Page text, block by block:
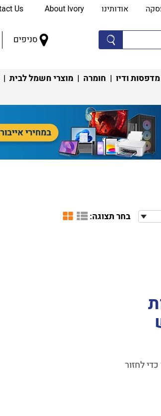
אודותינו About Ivory
סניפים
מדפסות ודיו | חומרה | מוצרי חשמל לבית |
בחר תצוגה:
לחזור